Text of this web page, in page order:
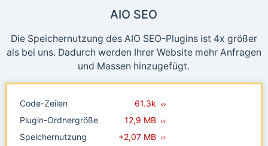
AIO SEO
Die Speichernutzung des AIO SEO-Plugins ist 4x größer
als bei uns. Dadurch werden Ihrer Website mehr Anfragen
und Massen hinzugefügt.
Code-Zeilen
61.3k
Plugin-Ordnergröße
12,9 MB
Speichernutzung
+2,07 MB